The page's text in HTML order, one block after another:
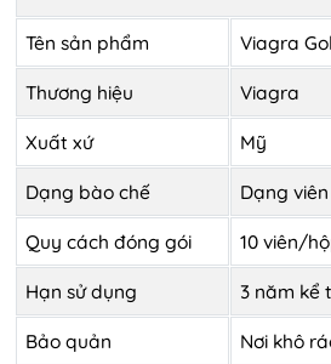
Tên sản phẩm Viagra
Thương hiệu Viagra
Xuất xứ Mỹ
Dạng bào chế Dạng
Quy cách đóng gói 10 viên/
Hạn sử dụng 3 năm kể
Bảo quản Nơi khô